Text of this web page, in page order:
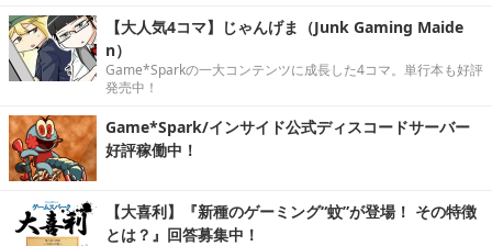
【大人気4コマ】じゃんげま（Junk Gaming Maide
n）
Game*Sparkの一大コンテンツに成長した4コマ。単行本も好評
発売中！
Game*Spark/インサイド公式ディスコードサーバー
好評稼働中！
【大喜利】『新種のゲーミング“蚊”が登場！ その特徴
とは？』回答募集中！